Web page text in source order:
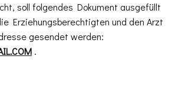
soll folgendes Dokument ausgefüllt
Erziehungsberechtigten und den Arzt
gesendet werden:
.